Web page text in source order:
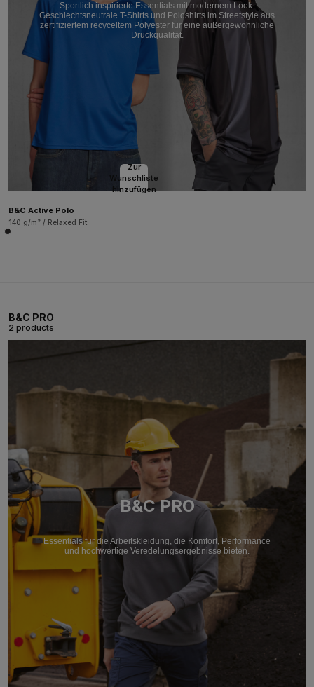
Sportlich inspirierte Essentials mit modernem Look.
Geschlechtsneutrale T-Shirts und Poloshirts im Streetstyle aus
zertifiziertem recyceltem Polyester für eine außergewöhnliche
Druckqualität.
Zur
Wunschliste
hinzufügen
B&C Active Polo
140 g/m² / Relaxed Fit
B&C PRO
2 products
B&C PRO
Essentials für die Arbeitskleidung, die Komfort, Performance
und hochwertige Veredelungsergebnisse bieten.